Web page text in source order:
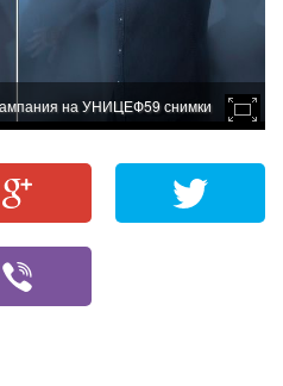
на УНИЦЕФ59 снимки